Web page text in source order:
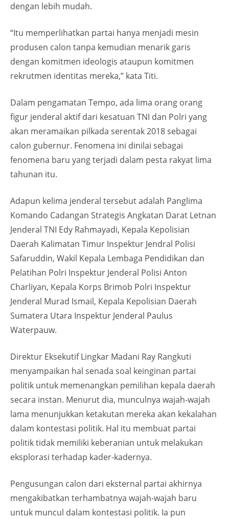
dengan lebih mudah.
“Itu memperlihatkan partai hanya menjadi mesin
produsen calon tanpa kemudian menarik garis
dengan komitmen ideologis ataupun komitmen
rekrutmen identitas mereka,” kata Titi.
Dalam pengamatan Tempo, ada lima orang orang
figur jenderal aktif dari kesatuan TNI dan Polri yang
akan meramaikan pilkada serentak 2018 sebagai
calon gubernur. Fenomena ini dinilai sebagai
fenomena baru yang terjadi dalam pesta rakyat lima
tahunan itu.
Adapun kelima jenderal tersebut adalah Panglima
Komando Cadangan Strategis Angkatan Darat Letnan
Jenderal TNI Edy Rahmayadi, Kepala Kepolisian
Daerah Kalimatan Timur Inspektur Jendral Polisi
Safaruddin, Wakil Kepala Lembaga Pendidikan dan
Pelatihan Polri Inspektur Jenderal Polisi Anton
Charliyan, Kepala Korps Brimob Polri Inspektur
Jenderal Murad Ismail, Kepala Kepolisian Daerah
Sumatera Utara Inspektur Jenderal Paulus
Waterpauw.
Direktur Eksekutif Lingkar Madani Ray Rangkuti
menyampaikan hal senada soal keinginan partai
politik untuk memenangkan pemilihan kepala daerah
secara instan. Menurut dia, munculnya wajah-wajah
lama menunjukkan ketakutan mereka akan kekalahan
dalam kontestasi politik. Hal itu membuat partai
politik tidak memiliki keberanian untuk melakukan
eksplorasi terhadap kader-kadernya.
Pengusungan calon dari eksternal partai akhirnya
mengakibatkan terhambatnya wajah-wajah baru
untuk muncul dalam kontestasi politik. Ia pun